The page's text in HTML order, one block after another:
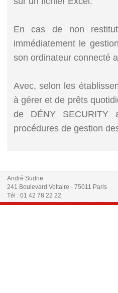
En cas de non
immédiatement le
son ordinateur connecté
Avec, selon les
à gérer et de prêts
de DÉNY SECURITY
procédures de gestion
André Sudrie
241 Boulevard Voltaire - 75011 Paris
Tél : 01 42 78 22 22